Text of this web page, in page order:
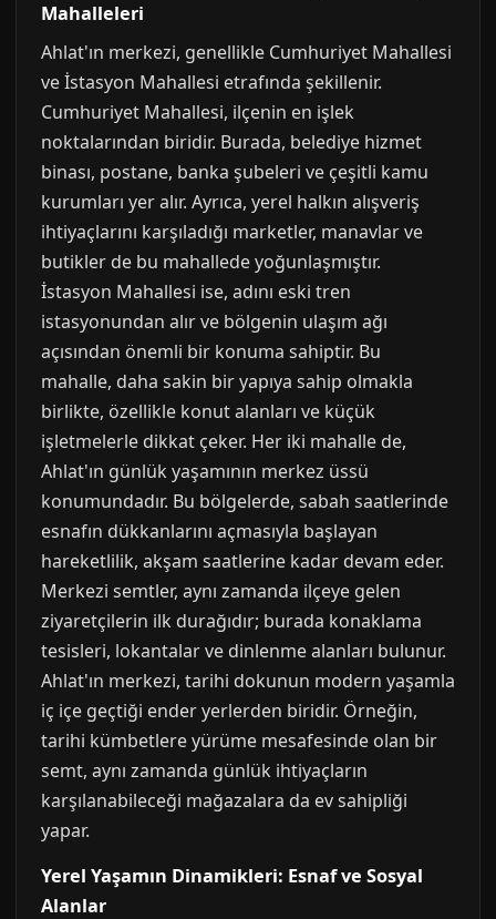
Mahalleleri
Ahlat'ın merkezi, genellikle Cumhuriyet Mahallesi
ve İstasyon Mahallesi etrafında şekillenir.
Cumhuriyet Mahallesi, ilçenin en işlek
noktalarından biridir. Burada, belediye hizmet
binası, postane, banka şubeleri ve çeşitli kamu
kurumları yer alır. Ayrıca, yerel halkın alışveriş
ihtiyaçlarını karşıladığı marketler, manavlar ve
butikler de bu mahallede yoğunlaşmıştır.
İstasyon Mahallesi ise, adını eski tren
istasyonundan alır ve bölgenin ulaşım ağı
açısından önemli bir konuma sahiptir. Bu
mahalle, daha sakin bir yapıya sahip olmakla
birlikte, özellikle konut alanları ve küçük
işletmelerle dikkat çeker. Her iki mahalle de,
Ahlat'ın günlük yaşamının merkez üssü
konumundadır. Bu bölgelerde, sabah saatlerinde
esnafın dükkanlarını açmasıyla başlayan
hareketlilik, akşam saatlerine kadar devam eder.
Merkezi semtler, aynı zamanda ilçeye gelen
ziyaretçilerin ilk durağıdır; burada konaklama
tesisleri, lokantalar ve dinlenme alanları bulunur.
Ahlat'ın merkezi, tarihi dokunun modern yaşamla
iç içe geçtiği ender yerlerden biridir. Örneğin,
tarihi kümbetlere yürüme mesafesinde olan bir
semt, aynı zamanda günlük ihtiyaçların
karşılanabileceği mağazalara da ev sahipliği
yapar.
Yerel Yaşamın Dinamikleri: Esnaf ve Sosyal
Alanlar